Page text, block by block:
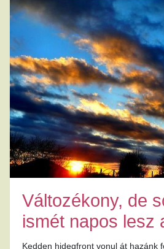
Változékony, de
ismét napos lesz
Kedden hidegfront vonul át hazánk